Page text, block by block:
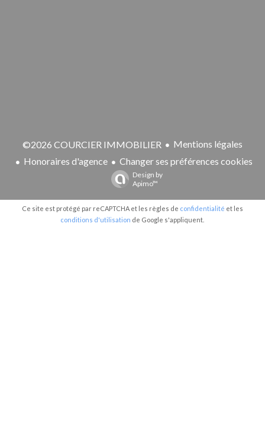
©2026 COURCIER IMMOBILIER
Mentions légales
Honoraires d'agence
Changer ses préférences cookies
Design by
Apimo™
Ce site est protégé par reCAPTCHA et les règles de confidentialité et les
conditions d'utilisation de Google s'appliquent.